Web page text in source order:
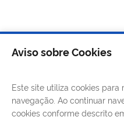
Aviso sobre Cookies
Este site utiliza cookies
navegação. Ao continuar
cookies conforme descrito